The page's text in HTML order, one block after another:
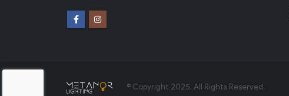
© Copyright 2025. All Rights Reserved.